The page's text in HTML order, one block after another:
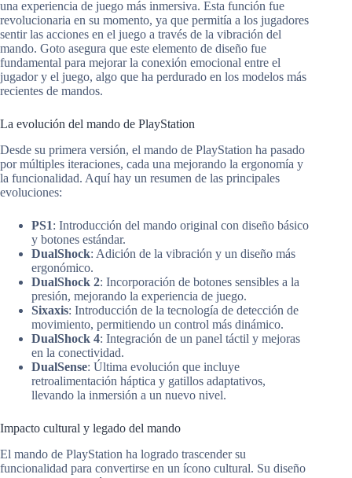
una experiencia de juego más inmersiva. Esta función fue
revolucionaria en su momento, ya que permitía a los jugadores
sentir las acciones en el juego a través de la vibración del
mando. Goto asegura que este elemento de diseño fue
fundamental para mejorar la conexión emocional entre el
jugador y el juego, algo que ha perdurado en los modelos más
recientes de mandos.
La evolución del mando de PlayStation
Desde su primera versión, el mando de PlayStation ha pasado
por múltiples iteraciones, cada una mejorando la ergonomía y
la funcionalidad. Aquí hay un resumen de las principales
evoluciones:
PS1: Introducción del mando original con diseño básico
y botones estándar.
DualShock: Adición de la vibración y un diseño más
ergonómico.
DualShock 2: Incorporación de botones sensibles a la
presión, mejorando la experiencia de juego.
Sixaxis: Introducción de la tecnología de detección de
movimiento, permitiendo un control más dinámico.
DualShock 4: Integración de un panel táctil y mejoras
en la conectividad.
DualSense: Última evolución que incluye
retroalimentación háptica y gatillos adaptativos,
llevando la inmersión a un nuevo nivel.
Impacto cultural y legado del mando
El mando de PlayStation ha logrado trascender su
funcionalidad para convertirse en un ícono cultural. Su diseño